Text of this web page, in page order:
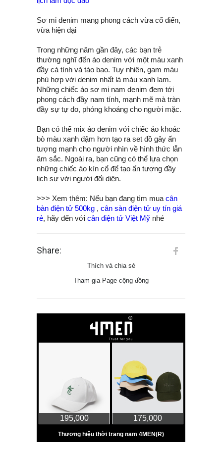
Sơ mi denim mang phong cách vừa cổ điển,
vừa hiện đại
Trong những năm gần đây, các bạn trẻ
thường nghĩ đến áo denim với một màu xanh
đầy cá tính và táo bạo. Tuy nhiên, gam màu
phù hợp với denim nhất là màu xanh lam.
Những chiếc áo sơ mi nam denim đem tới
phong cách đầy nam tính, mạnh mẽ mà tràn
đầy sự tự do, phóng khoáng cho người mặc.
Bạn có thể mix áo denim với chiếc áo khoác
bò màu xanh đậm hơn tạo ra set đồ gây ấn
tượng mạnh cho người nhìn về hình thức lẫn
âm sắc. Ngoài ra, bạn cũng có thể lựa chọn
những chiếc áo kín cổ để tạo ấn tượng đầy
lịch sự với người đối diện.
>>> Xem thêm: Nếu bạn đang tìm mua cân
bàn điện tử 500kg , cân sàn điện tử uy tín giá
rẻ, hãy đến với cân điện tử Việt Mỹ nhé
Share:
Thích và chia sẻ
Tham gia Page cộng đồng